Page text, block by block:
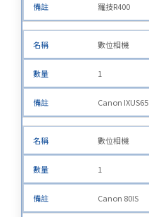
羅技R400
數位相機
1
Canon IXUS65
數位相機
1
Canon 80IS